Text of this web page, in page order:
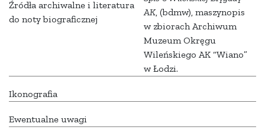
Źródła archiwalne i literatura
do noty biograficznej
AK, (bdmw), maszynopis
w zbiorach Archiwum
Muzeum Okręgu
Wileńskiego AK “Wiano”
w Łodzi.
Ikonografia
Ewentualne uwagi